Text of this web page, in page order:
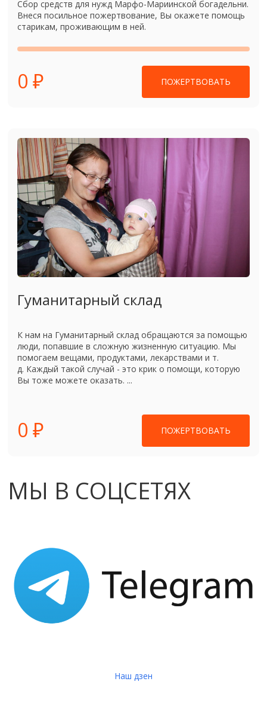
Сбор средств для нужд Марфо-Мариинской богадельни.
Внеся посильное пожертвование, Вы окажете помощь
старикам, проживающим в ней.
0 ₽ ПОЖЕРТВОВАТЬ
Гуманитарный склад
К нам на Гуманитарный склад обращаются за помощью
люди, попавшие в сложную жизненную ситуацию. Мы
помогаем вещами, продуктами, лекарствами и т.
д. Каждый такой случай - это крик о помощи, которую
Вы тоже можете оказать. ...
0 ₽ ПОЖЕРТВОВАТЬ
МЫ В СОЦСЕТЯХ
Наш дзен